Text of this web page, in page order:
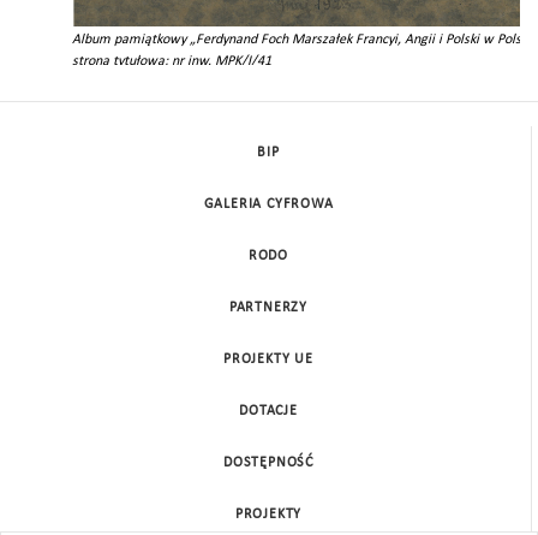
Album pamiątkowy „Ferdynand Foch Marszałek Francyi, Angii i Polski w
strona tytułowa; nr inw. MPK/I/41
BIP
GALERIA CYFROWA
RODO
PARTNERZY
PROJEKTY UE
DOTACJE
DOSTĘPNOŚĆ
PROJEKTY